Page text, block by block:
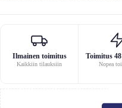
Ilmainen toimitus
Kaikkiin tilauksiin
Toimitus
Nopea